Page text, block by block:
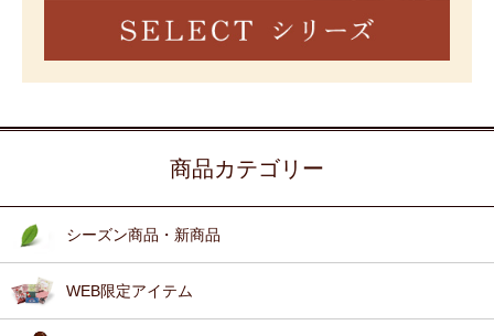
商品カテゴリー
シーズン商品・新商品
WEB限定アイテム